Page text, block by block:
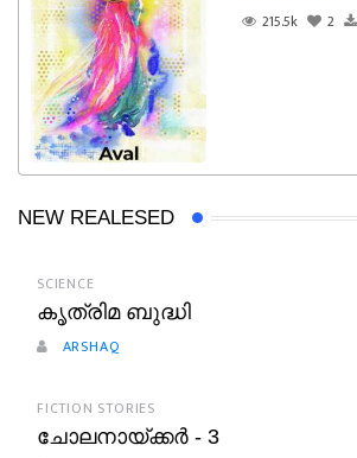
215.5k
2
NEW REALESED
SCIENCE
കൃത്രിമ ബുദ്ധി
ARSHAQ
FICTION STORIES
ചോലനായ്ക്കർ - 3